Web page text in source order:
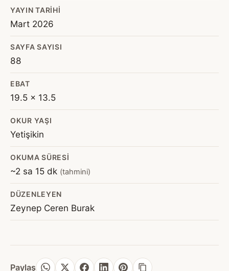
YAYIN TARIHI
Mart 2026
SAYFA SAYISI
88
EBAT
19.5 x 13.5
OKUR YAŞI
Yetişikin
OKUMA SÜRESI
~2 sa 15 dk (tahmini)
DÜZENLEYEN
Zeynep Ceren Burak
Paylaş